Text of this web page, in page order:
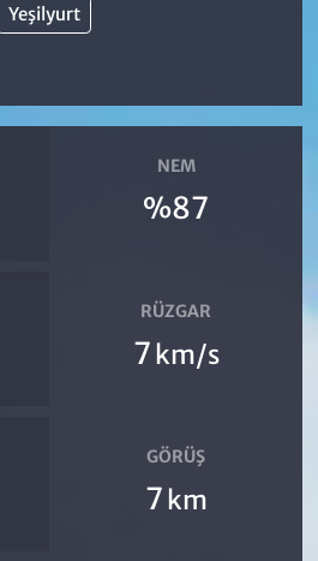
Yeşilyurt
NEM
%87
RÜZGAR
7 km/s
GÖRÜŞ
7 km